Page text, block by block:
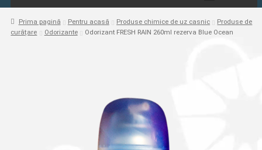
Prima pagină Pentru acasă Produse chimice de uz casnic
Produse de
curățare
Odorizante Odorizant FRESH RAIN 260ml rezerva Blue Ocean